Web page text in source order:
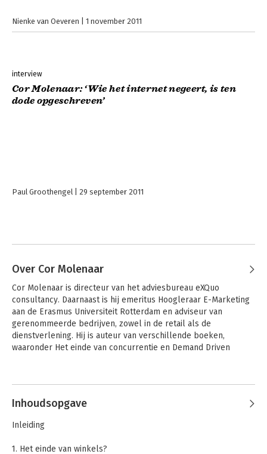
Nienke van Oeveren 1 november 2011
interview
Cor Molenaar: ‘Wie het internet negeert, is ten
dode opgeschreven’
Paul Groothengel 29 september 2011
Over Cor Molenaar
Cor Molenaar is directeur van het adviesbureau eXQuo
consultancy. Daarnaast is hij emeritus Hoogleraar E-Marketing
aan de Erasmus Universiteit Rotterdam en adviseur van
gerenommeerde bedrijven, zowel in de retail als de
dienstverlening. Hij is auteur van verschillende boeken,
waaronder Het einde van concurrentie en Demand Driven
Andere boeken door Cor Molenaar
Inhoudsopgave
Inleiding
1. Het einde van winkels?